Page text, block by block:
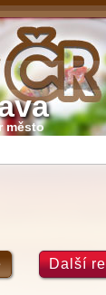
město
Další